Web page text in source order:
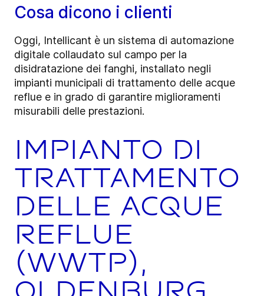
Cosa dicono i clienti
Oggi, Intellicant è un sistema di automazione
digitale collaudato sul campo per la
disidratazione dei fanghi, installato negli
impianti municipali di trattamento delle acque
reflue e in grado di garantire miglioramenti
misurabili delle prestazioni.
Impianto di
trattamento
delle acque
reflue
(WWTP),